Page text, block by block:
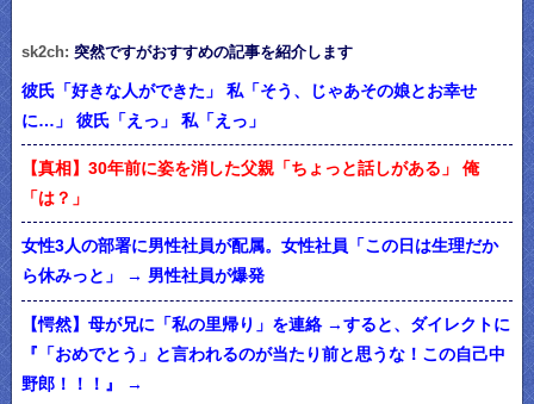
sk2ch: 突然ですがおすすめの記事を紹介します
彼氏「好きな人ができた」 私「そう、じゃあその娘とお幸せ
に…」 彼氏「えっ」 私「えっ」
【真相】30年前に姿を消した父親「ちょっと話しがある」 俺
「は？」
女性3人の部署に男性社員が配属。女性社員「この日は生理だか
ら休みっと」 → 男性社員が爆発
【愕然】母が兄に「私の里帰り」を連絡 →すると、ダイレクトに
『「おめでとう」と言われるのが当たり前と思うな！この自己中
野郎！！！』 →